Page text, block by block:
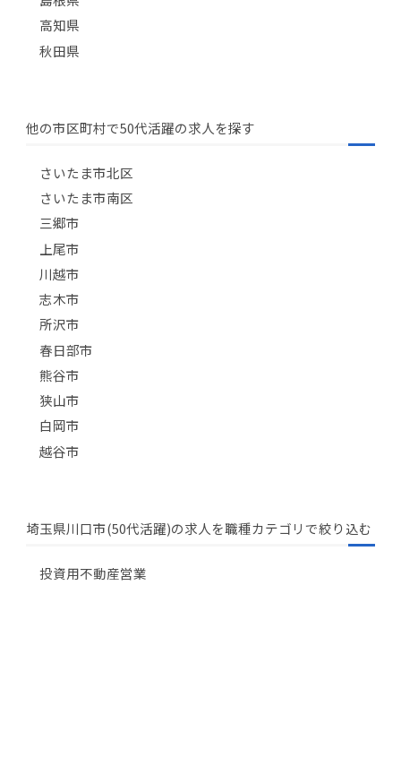
高知県
秋田県
他の市区町村で50代活躍の求人を探す
さいたま市北区
さいたま市南区
三郷市
上尾市
川越市
志木市
所沢市
春日部市
熊谷市
狭山市
白岡市
越谷市
埼玉県川口市(50代活躍)の求人を職種カテゴリで絞り込む
投資用不動産営業